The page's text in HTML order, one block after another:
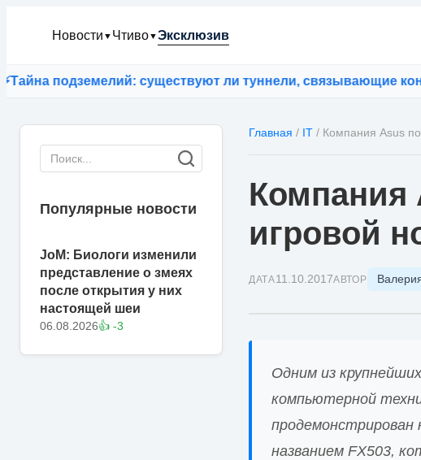
Новости ▼ Чтиво▼Эксклюзив
подземелий: существуют ли туннели, связывающие
Популярные новости
JoM: Биологи изменили
представление о змеях
после открытия у них
настоящей шеи
06.08.2026👍 -3
Главная / IT / Компания Asus
Компания
игровой
ДАТА11.10.2017АВТОР
Одним из
компьютерной
продемонстрирован
названием FX503,